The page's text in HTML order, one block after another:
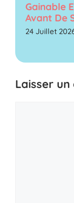
Gainable
Avant De
24 Juillet
Laisser